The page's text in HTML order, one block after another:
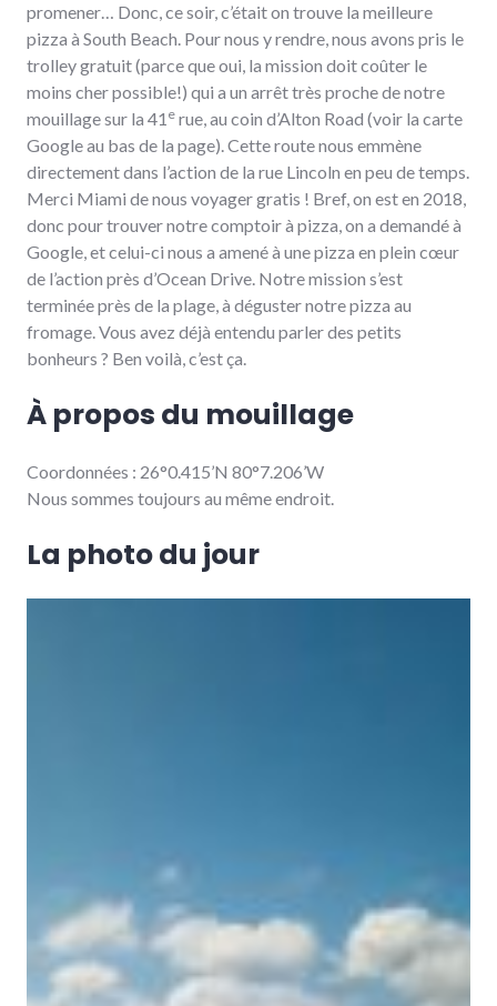
promener… Donc, ce soir, c’était on trouve la meilleure
pizza à South Beach. Pour nous y rendre, nous avons pris le
trolley gratuit (parce que oui, la mission doit coûter le
moins cher possible!) qui a un arrêt très proche de notre
mouillage sur la 41 e rue, au coin d’Alton Road (voir la carte
Google au bas de la page). Cette route nous emmène
directement dans l’action de la rue Lincoln en peu de temps.
Merci Miami de nous voyager gratis ! Bref, on est en 2018,
donc pour trouver notre comptoir à pizza, on a demandé à
Google, et celui-ci nous a amené à une pizza en plein cœur
de l’action près d’Ocean Drive. Notre mission s’est
terminée près de la plage, à déguster notre pizza au
fromage. Vous avez déjà entendu parler des petits
bonheurs ? Ben voilà, c’est ça.
À propos du mouillage
Coordonnées : 26°0.415’N 80°7.206’W
Nous sommes toujours au même endroit.
La photo du jour